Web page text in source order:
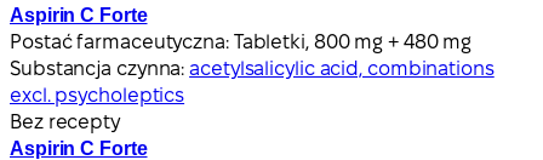
Aspirin C Forte
Postać farmaceutyczna: Tabletki, 800 mg + 480 mg
Substancja czynna:acetylsalicylic acid, combinations
excl. psycholeptics
Bez recepty
Aspirin C Forte